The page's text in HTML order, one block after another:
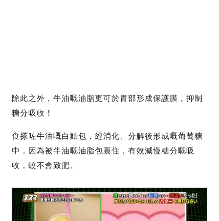
除此之外，牛油嘅油脂更可於胃部形成保護膜，抑制
糖分吸收！
食搽咗牛油嘅白麵包，經消化、分解後形成嘅葡萄糖
中，因為被牛油嘅油脂包裹住，有效減慢糖分嘅吸
收，較不會致肥。